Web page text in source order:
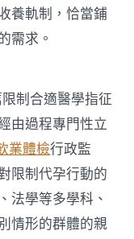
養軌制，恰當鋪
需求。
制合適醫學指征
由過程專門性立
業體檢行政監
限制代孕行動的
法學等多學科、
情形的群體的親